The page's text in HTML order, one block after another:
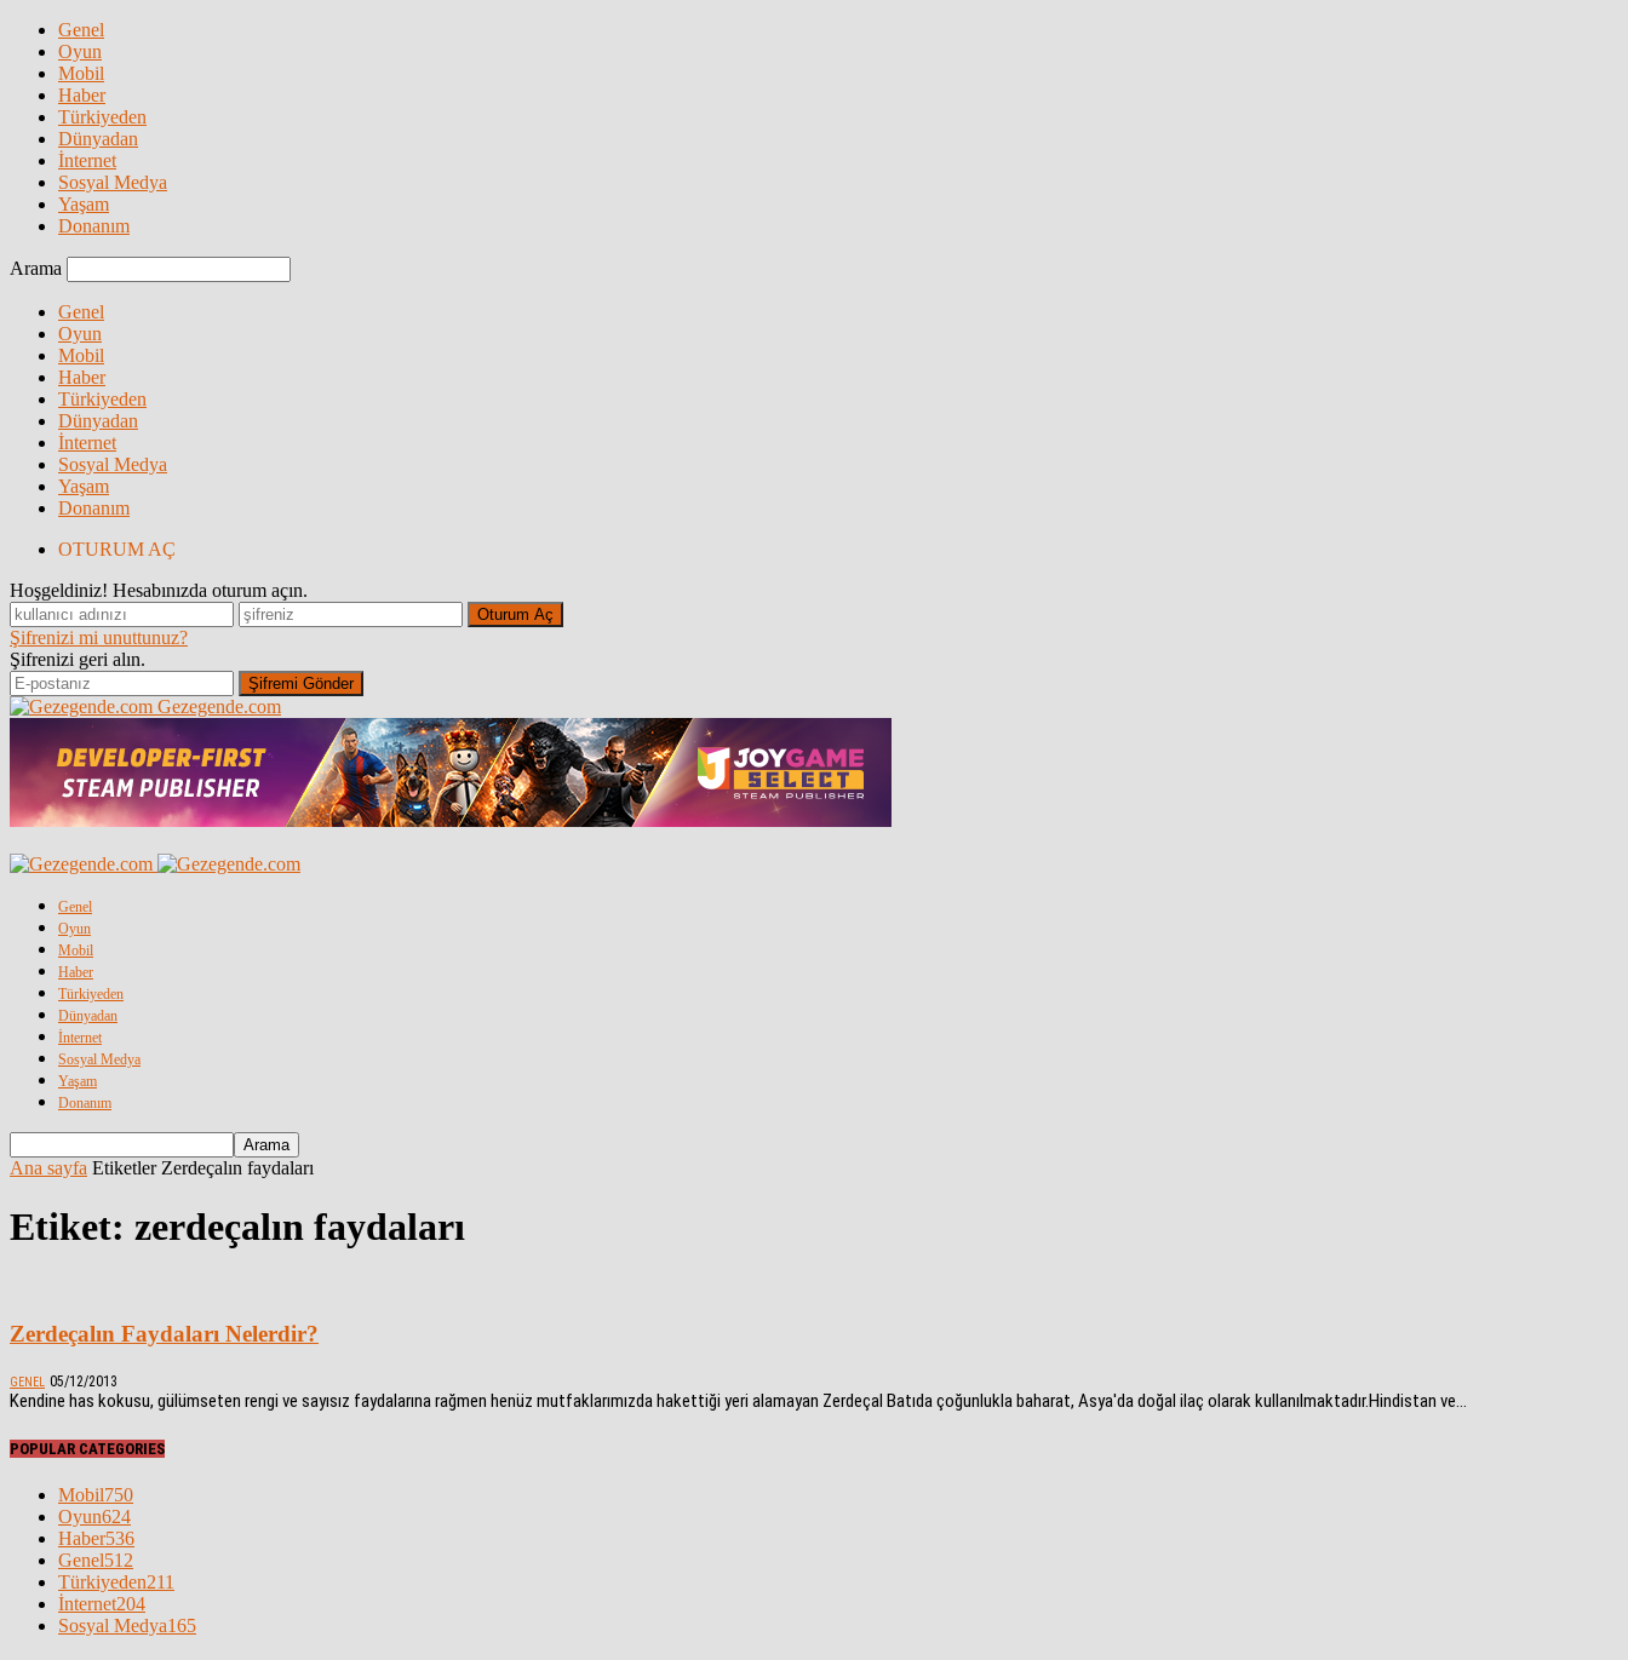
Genel
Oyun
Mobil
Haber
Türkiyeden
Dünyadan
İnternet
Sosyal Medya
Yaşam
Donanım
Arama
Genel
Oyun
Mobil
Haber
Türkiyeden
Dünyadan
İnternet
Sosyal Medya
Yaşam
Donanım
OTURUM AÇ
Hoşgeldiniz! Hesabınızda oturum açın.
Şifrenizi mi unuttunuz?
Şifrenizi geri alın.
Gezegende.com
Genel
Oyun
Mobil
Haber
Türkiyeden
Dünyadan
İnternet
Sosyal Medya
Yaşam
Donanım
Ana sayfa Etiketler Zerdeçalın faydaları
Etiket: zerdeçalın faydaları
Zerdeçalın Faydaları Nelerdir?
GENEL 05/12/2013
Kendine has kokusu, gülümseten rengi ve sayısız faydalarına rağmen henüz mutfaklarımızda hakettiği yeri alamayan Zerdeçal Batıda çoğunlukla baharat, Asya'da doğal ilaç olarak kullanılmaktadır.Hindistan ve...
POPULAR CATEGORIES
Mobil750
Oyun624
Haber536
Genel512
Türkiyeden211
İnternet204
Sosyal Medya165